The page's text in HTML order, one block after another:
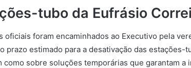
tubo da Eufrásio
oficiais foram encaminhados ao Executivo pela
prazo estimado para a desativação das
como sobre soluções temporárias que garantam